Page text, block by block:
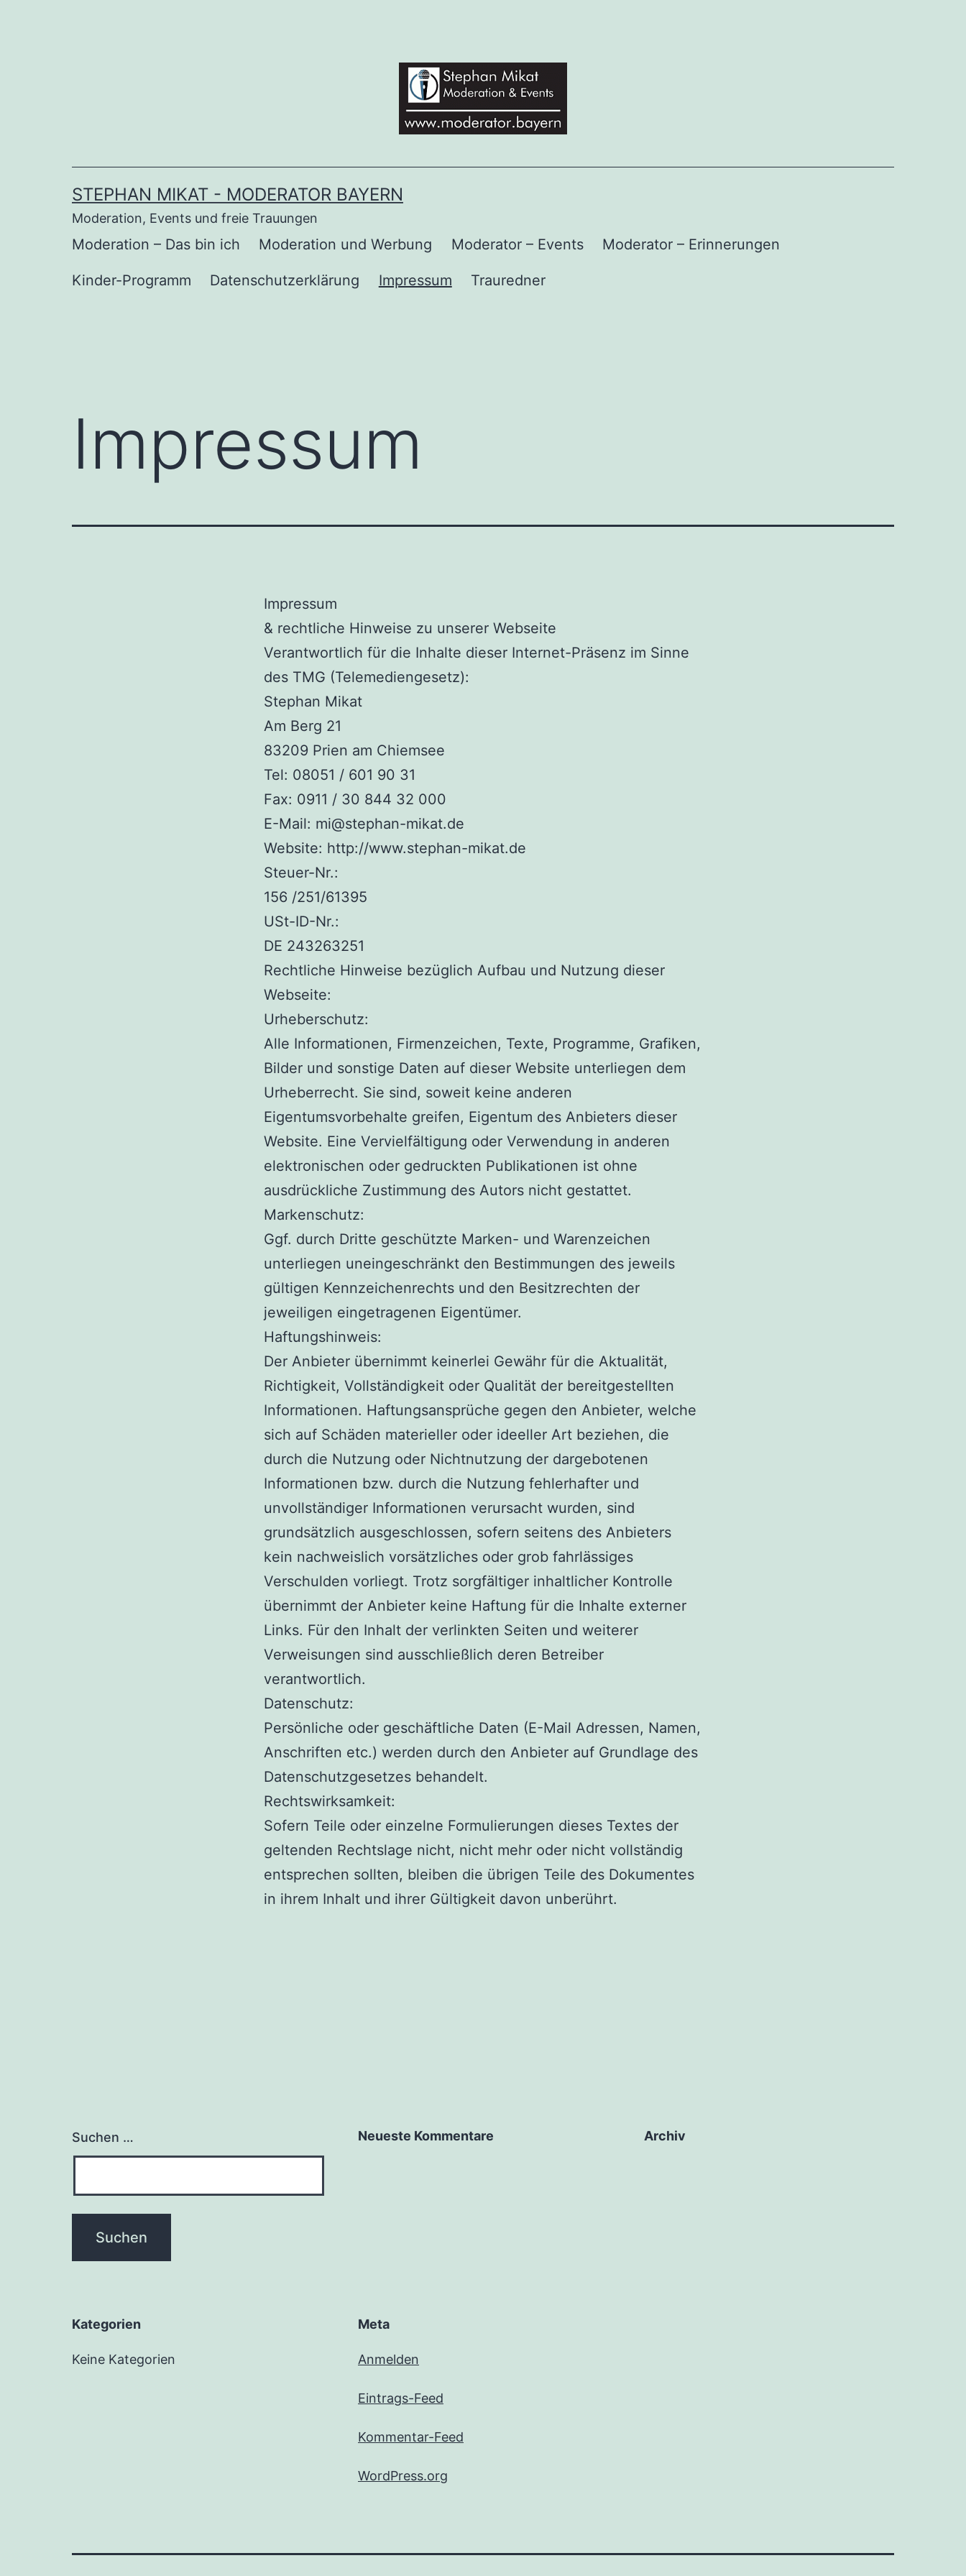
STEPHAN MIKAT - MODERATOR BAYERN
Moderation, Events und freie Trauungen
Moderation – Das bin ich Moderation und Werbung Moderator – Events Moderator – Erinnerungen
Kinder-Programm Datenschutzerklärung Impressum Trauredner
Impressum
Impressum
& rechtliche Hinweise zu unserer Webseite
Verantwortlich für die Inhalte dieser Internet-Präsenz im Sinne
des TMG (Telemediengesetz):
Stephan Mikat
Am Berg 21
83209 Prien am Chiemsee
Tel: 08051 / 601 90 31
Fax: 0911 / 30 844 32 000
E-Mail: mi@stephan-mikat.de
Website: http://www.stephan-mikat.de
Steuer-Nr.:
156 /251/61395
USt-ID-Nr.:
DE 243263251
Rechtliche Hinweise bezüglich Aufbau und Nutzung dieser
Webseite:
Urheberschutz:
Alle Informationen, Firmenzeichen, Texte, Programme, Grafiken,
Bilder und sonstige Daten auf dieser Website unterliegen dem
Urheberrecht. Sie sind, soweit keine anderen
Eigentumsvorbehalte greifen, Eigentum des Anbieters dieser
Website. Eine Vervielfältigung oder Verwendung in anderen
elektronischen oder gedruckten Publikationen ist ohne
ausdrückliche Zustimmung des Autors nicht gestattet.
Markenschutz:
Ggf. durch Dritte geschützte Marken- und Warenzeichen
unterliegen uneingeschränkt den Bestimmungen des jeweils
gültigen Kennzeichenrechts und den Besitzrechten der
jeweiligen eingetragenen Eigentümer.
Haftungshinweis:
Der Anbieter übernimmt keinerlei Gewähr für die Aktualität,
Richtigkeit, Vollständigkeit oder Qualität der bereitgestellten
Informationen. Haftungsansprüche gegen den Anbieter, welche
sich auf Schäden materieller oder ideeller Art beziehen, die
durch die Nutzung oder Nichtnutzung der dargebotenen
Informationen bzw. durch die Nutzung fehlerhafter und
unvollständiger Informationen verursacht wurden, sind
grundsätzlich ausgeschlossen, sofern seitens des Anbieters
kein nachweislich vorsätzliches oder grob fahrlässiges
Verschulden vorliegt. Trotz sorgfältiger inhaltlicher Kontrolle
übernimmt der Anbieter keine Haftung für die Inhalte externer
Links. Für den Inhalt der verlinkten Seiten und weiterer
Verweisungen sind ausschließlich deren Betreiber
verantwortlich.
Datenschutz:
Persönliche oder geschäftliche Daten (E-Mail Adressen, Namen,
Anschriften etc.) werden durch den Anbieter auf Grundlage des
Datenschutzgesetzes behandelt.
Rechtswirksamkeit:
Sofern Teile oder einzelne Formulierungen dieses Textes der
geltenden Rechtslage nicht, nicht mehr oder nicht vollständig
entsprechen sollten, bleiben die übrigen Teile des Dokumentes
in ihrem Inhalt und ihrer Gültigkeit davon unberührt.
Suchen … Neueste Kommentare Archiv
Kategorien
Keine Kategorien
Meta
Anmelden
Eintrags-Feed
Kommentar-Feed
WordPress.org